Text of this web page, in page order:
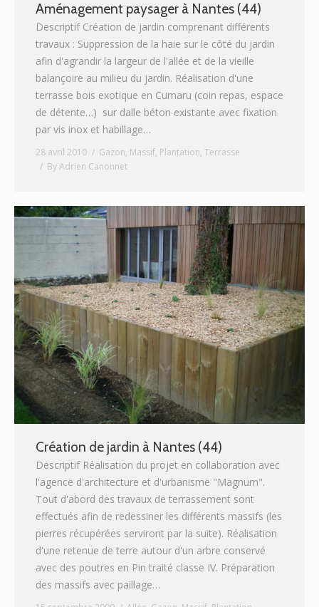
Aménagement paysager à Nantes (44)
Descriptif Création de jardin comprenant différents
travaux : Suppression de la haie sur le côté du jardin
afin d'agrandir la largeur de l'allée et de la vieille
balançoire au milieu du jardin. Réalisation d'une
terrasse bois exotique en Cumaru (coin repas, espace
de détente…) sur dalle béton existante avec fixation
par vis inox et habillage…
28 avril 2010 Gazon, Massif, Plantation, Terrasse
ByAdrien Canonnet
Création de jardin à Nantes (44)
Descriptif Réalisation du projet en collaboration avec
l'agence d'architecture et d'urbanisme "Magnum".
Tout d'abord des travaux de terrassement sont
effectués afin de redessiner les différents massifs (les
pierres récupérées serviront par la suite). Réalisation
d'une retenue de terre autour d'un arbre conservé
avec des poutres en Pin traité classe IV. Préparation
des massifs avec paillage…